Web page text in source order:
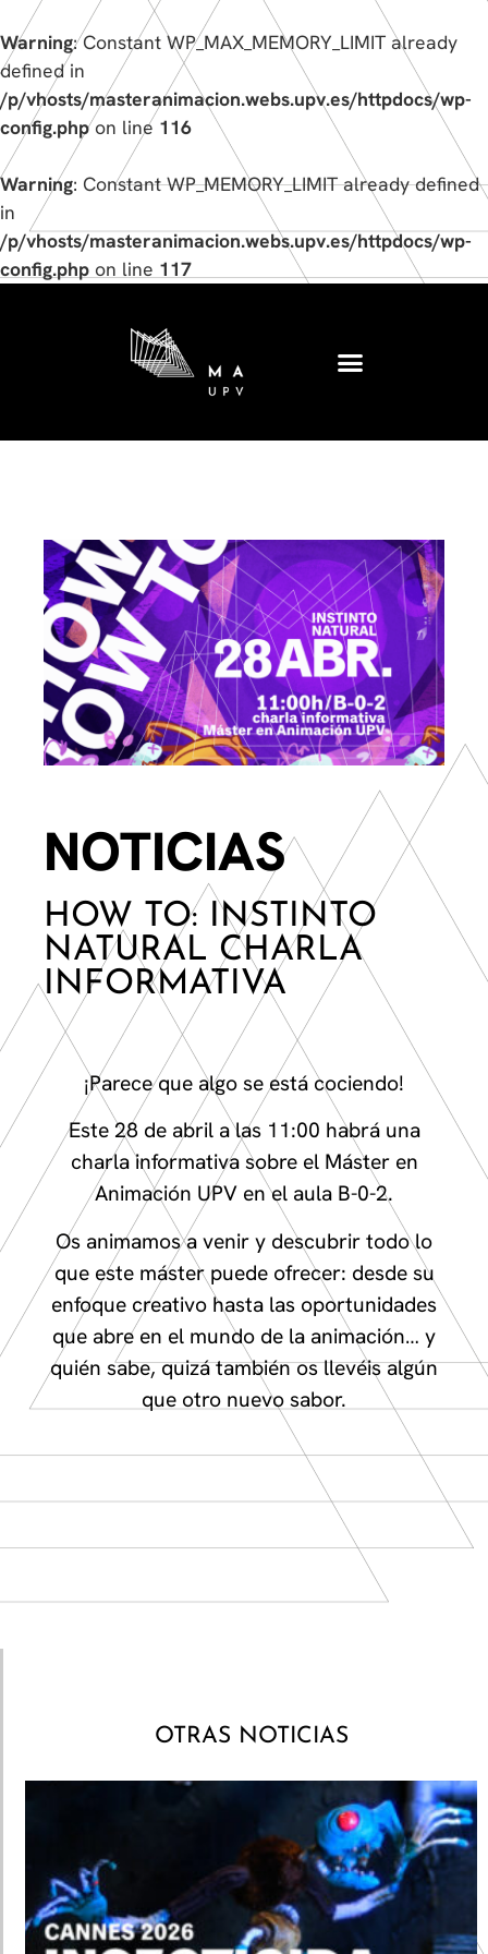
Warning: Constant WP_MAX_MEMORY_LIMIT already
defined in
/p/vhosts/masteranimacion.webs.upv.es/httpdocs/wp-
config.phpon line 116
Warning: Constant WP_MEMORY_LIMIT already defined
in
/p/vhosts/masteranimacion.webs.upv.es/httpdocs/wp-
config.php on line 117
NOTICIAS
HOW TO: INSTINTO
NATURAL CHARLA
INFORMATIVA
¡Parece que algo se está cociendo!
Este 28 de abril a las 11:00 habrá una
charla informativa sobre el Máster en
Animación UPV en el aula B-0-2.
Os animamos a venir y descubrir todo lo
que este máster puede ofrecer: desde su
enfoque creativo hasta las oportunidades
que abre en el mundo de la animación… y
quién sabe, quizá también os llevéis algún
que otro nuevo sabor.
OTRAS NOTICIAS